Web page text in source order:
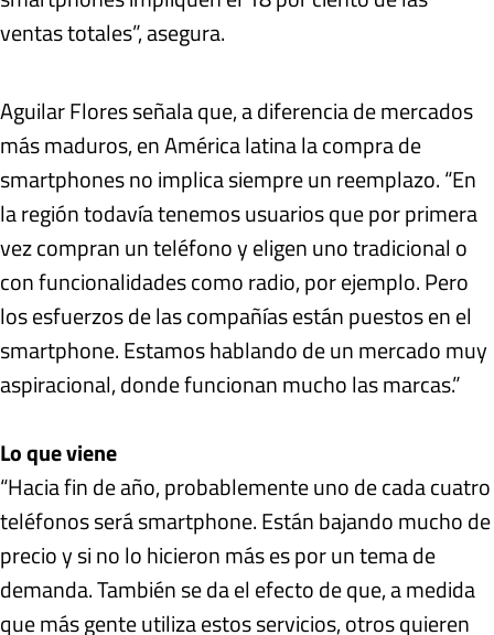
ventas totales”, asegura.
Aguilar Flores señala que, a diferencia de mercados
más maduros, en América latina la compra de
smartphones no implica siempre un reemplazo. “En
la región todavía tenemos usuarios que por primera
vez compran un teléfono y eligen uno tradicional o
con funcionalidades como radio, por ejemplo. Pero
los esfuerzos de las compañías están puestos en el
smartphone. Estamos hablando de un mercado muy
aspiracional, donde funcionan mucho las marcas.”
Lo que viene
“Hacia fin de año, probablemente uno de cada cuatro
teléfonos será smartphone. Están bajando mucho de
precio y si no lo hicieron más es por un tema de
demanda. También se da el efecto de que, a medida
que más gente utiliza estos servicios, otros quieren